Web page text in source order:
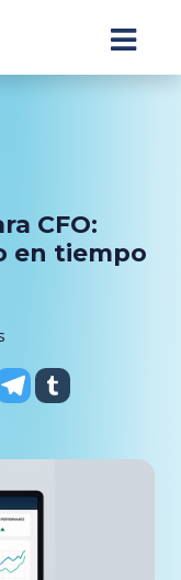
CFO:
en tiempo